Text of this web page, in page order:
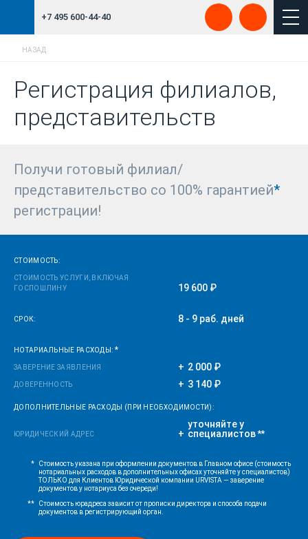
+7 495 600-44-40
НАЗАД
Регистрация филиалов,
представительств
Получи готовый филиал/
представительство со 100% гарантией*
регистрации!
СТОИМОСТЬ:
СТОИМОСТЬ УСЛУГИ, ВКЛЮЧАЯ
ГОСПОШЛИНУ
19 600 ₽
СРОК: 8 - 9 раб. дней
НОТАРИАЛЬНЫЕ РАСХОДЫ: *
ЗАВЕРЕНИЕ ЗАЯВЛЕНИЯ 2 000 ₽
ДОВЕРЕННОСТЬ 3 140 ₽
ДОПОЛНИТЕЛЬНЫЕ РАСХОДЫ (ПРИ НЕОБХОДИМОСТИ):
ЮРИДИЧЕСКИЙ АДРЕС
уточняйте у
специалистов **
Стоимость указана при оформлении документов в Главном офисе (стоимость
нотариальных расходов в дополнительных офисах уточняйте у специалистов)
ТОЛЬКО для Клиентов Юридической компании URVISTA — заверение
документов у нотариуса без очереди!
*
Стоимость юрадреса зависит от прописки директора и способа подачи
документов в регистрирующий орган.
**